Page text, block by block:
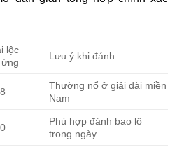
lộc
Lưu ý khi đánh
Thường nổ ở giải đài miền
Nam
Phù hợp đánh bao lô
trong ngày